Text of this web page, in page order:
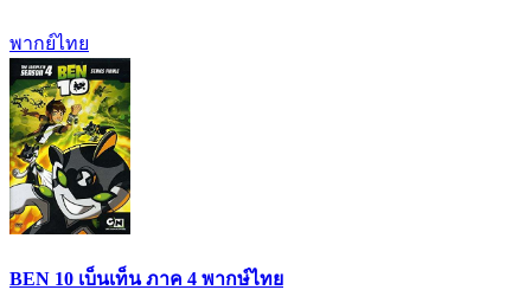
พากย์ไทย
BEN 10 เบ็นเท็น ภาค 4 พากษ์ไทย